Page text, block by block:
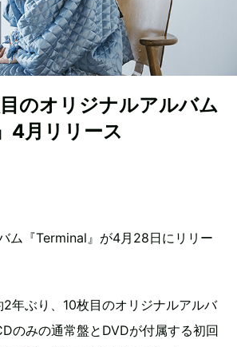
のオリジナルアルバム
4月リリース
ム『Terminal』が4月28日にリリー
2年ぶり、10枚目のオリジナルアルバ
のみの通常盤とDVDが付属する初回